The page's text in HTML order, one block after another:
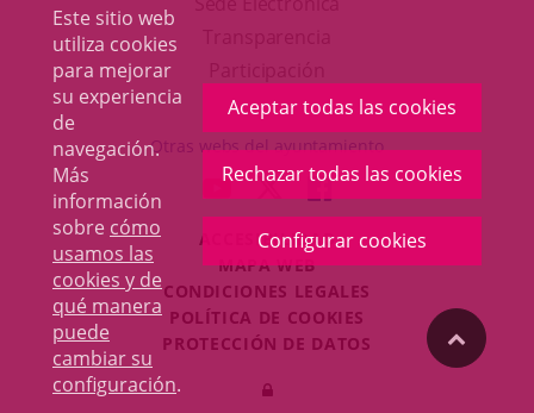
Este sitio web
utiliza cookies
para mejorar
su experiencia
de
navegación.
Más
información
sobre cómo
usamos las
cookies y de
qué manera
puede
cambiar su
configuración.
Aceptar todas las cookies
Rechazar todas las cookies
Configurar cookies
en
una
ventana
nueva.
aplicación
externa.
Otras webs del ayuntamiento
ENLACE
A
UNA
APLICACIÓN
EXTERNA.
ENLACE
A
UNA
APLICACIÓN
EXTERNA.
ENLACE
A
UNA
EXTERNA.
ACCESIBILIDAD
MAPA WEB
CONDICIONES LEGALES
POLÍTICA DE COOKIES
PROTECCIÓN DE DATOS
Iniciar
"Volver